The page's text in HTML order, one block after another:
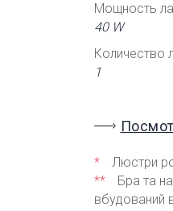
Мощность
40 W
Количество
1
*
Люстри
**
Бра та
вбудований